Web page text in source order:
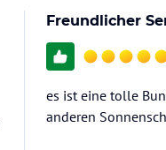
Freundlicher
es ist eine tolle
anderen